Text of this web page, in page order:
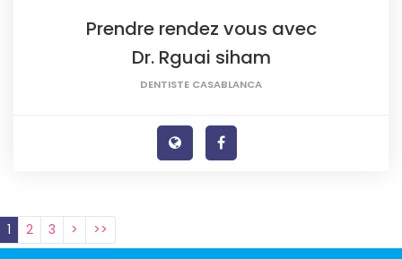
Prendre rendez vous avec
Dr. Rguai siham
DENTISTE CASABLANCA
1 2 3 > >>